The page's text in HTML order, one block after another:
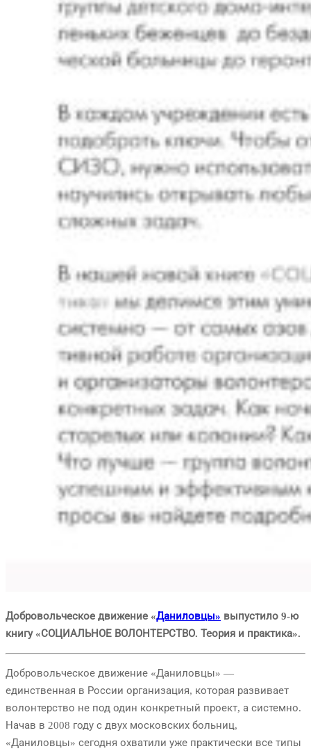
Добровольческое движение «Даниловцы» выпустило 9-ю
книгу «СОЦИАЛЬНОЕ ВОЛОНТЕРСТВО. Теория и практика».
Добровольческое движение «Даниловцы» —
единственная в России организация, которая развивает
волонтерство не под один конкретный проект, а системно.
Начав в 2008 году с двух московских больниц,
«Даниловцы» сегодня охватили уже практически все типы